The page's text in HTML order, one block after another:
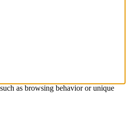
as browsing behavior or unique